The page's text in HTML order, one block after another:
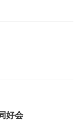
好会